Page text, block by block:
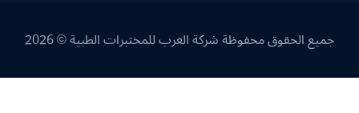
جميع الحقوق محفوظة شركة العرب للمختبرات الطبية © 2026